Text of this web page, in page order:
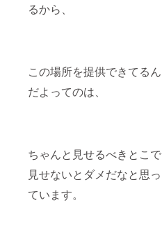
るから、
この場所を提供できてるん
だよってのは、
ちゃんと見せるべきとこで
見せないとダメだなと思っ
ています。